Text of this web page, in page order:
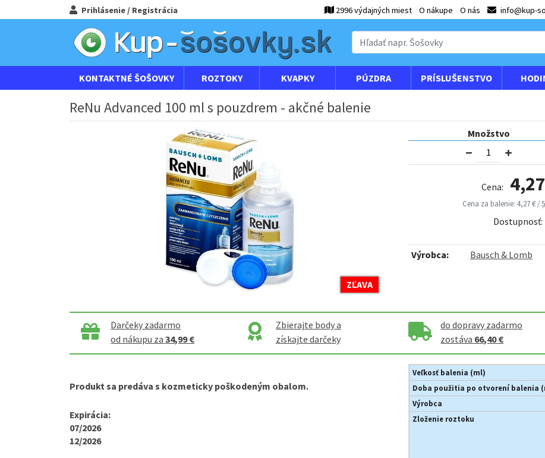
Prihlásenie / Registrácia 2996 výdajných miest O nákupe O nás info@kup-
KONTAKTNÉ ŠOŠOVKY ROZTOKY KVAPKY PÚZDRA PRÍSLUŠENSTVO
ReNu Advanced 100 ml s pouzdrem - akčné balenie
ZĽAVA
Množstvo
Cena:
Cena za balenie: 4,27 € /
Dostupnosť:
Výrobca: Bausch & Lomb
Darčeky zadarmo
od nákupu za34,99 €
Zbierajte body a
získajte darčeky
do dopravy zadarmo
zostáva 66,40 €
Produkt sa predáva s kozmeticky poškodeným obalom.
Expirácia:
07/2026
12/2026
Veľkosť balenia (ml)
Doba použitia po otvorení balenia
Výrobca
Zloženie roztoku